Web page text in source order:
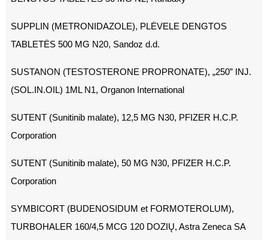
SUPPLIN (METRONIDAZOLE), PLĖVELE DENGTOS
TABLETĖS 500 MG N20, Sandoz d.d.
SUSTANON (TESTOSTERONE PROPRONATE), „250” INJ.
(SOL.IN.OIL) 1ML N1, Organon International
SUTENT (Sunitinib malate), 12,5 MG N30, PFIZER H.C.P.
Corporation
SUTENT (Sunitinib malate), 50 MG N30, PFIZER H.C.P.
Corporation
SYMBICORT (BUDENOSIDUM et FORMOTEROLUM),
TURBOHALER 160/4,5 MCG 120 DOZIŲ, Astra Zeneca SA